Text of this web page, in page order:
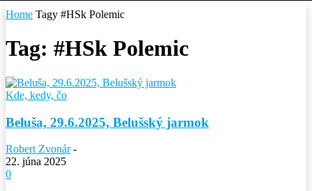
Home Tagy #HSk Polemic
Tag: #HSk Polemic
Kde, kedy, čo
Beluša, 29.6.2025, Belušský jarmok
Robert Zvonár -
22. júna 2025
0